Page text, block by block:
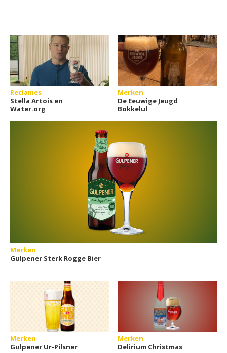
Reclames
Stella Artois en
Water.org
Merken
De Eeuwige Jeugd
Bokkelul
Merken
Gulpener Sterk Rogge Bier
Merken
Gulpener Ur-Pilsner
Merken
Delirium Christmas